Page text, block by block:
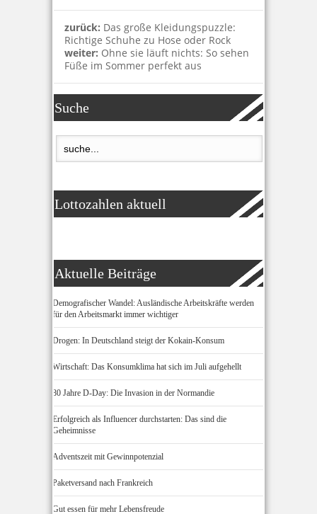
zurück: Das große Kleidungspuzzle:
Richtige Schuhe zu Hose oder Rock
weiter: Ohne sie läuft nichts: So sehen
Füße im Sommer perfekt aus
Suche
Lottozahlen aktuell
Aktuelle Beiträge
Demografischer Wandel: Ausländische Arbeitskräfte werden
für den Arbeitsmarkt immer wichtiger
Drogen: In Deutschland steigt der Kokain-Konsum
Wirtschaft: Das Konsumklima hat sich im Juli aufgehellt
80 Jahre D-Day: Die Invasion in der Normandie
Erfolgreich als Influencer durchstarten: Das sind die
Geheimnisse
Adventszeit mit Gewinnpotenzial
Paketversand nach Frankreich
Gut essen für mehr Lebensfreude